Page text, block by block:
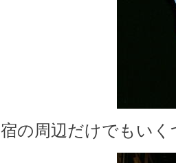
宿の周辺だけでもい